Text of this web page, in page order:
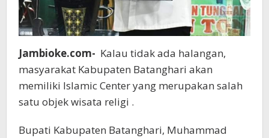
Jambioke.com- Kalau tidak ada halangan,
masyarakat Kabupaten Batanghari akan
memiliki Islamic Center yang merupakan salah
satu objek wisata religi .
Bupati Kabupaten Batanghari, Muhammad